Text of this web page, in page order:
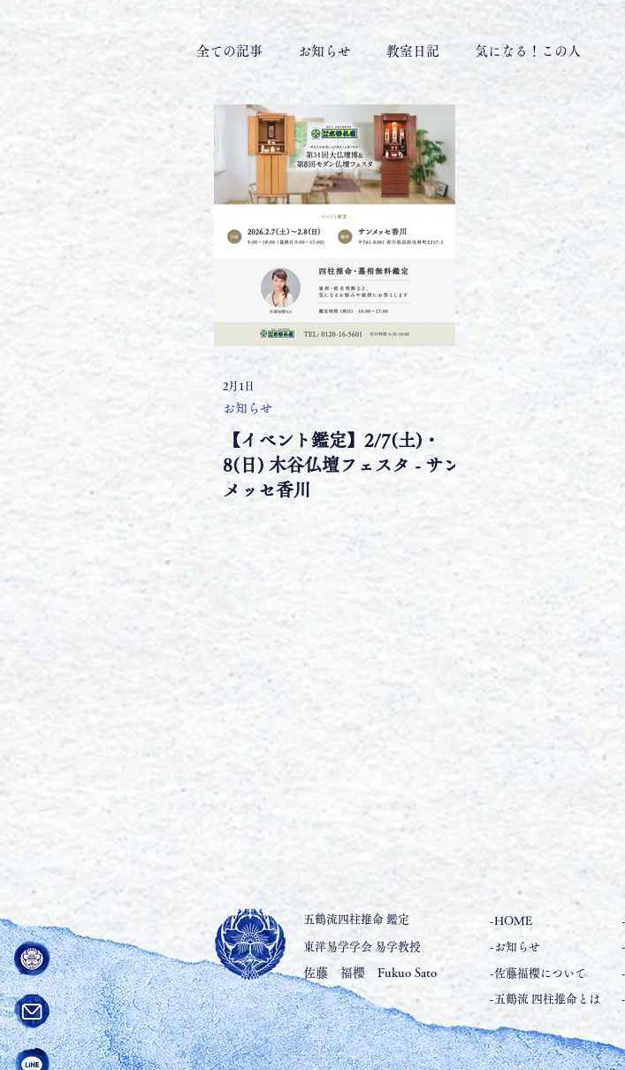
全ての記事 お知らせ 教室日記 気になる！この人
【イベント鑑定】2/7(土)・
8(日) 木谷仏壇フェスタ - サン
メッセ香川
お知らせ
2月1日
五鶴流四柱推命 鑑定
東洋易学学会 易学教授
佐藤 福櫻 Fukuo Sato
-HOME
-お知らせ
-佐藤福櫻について
-五鶴流 四柱推命とは